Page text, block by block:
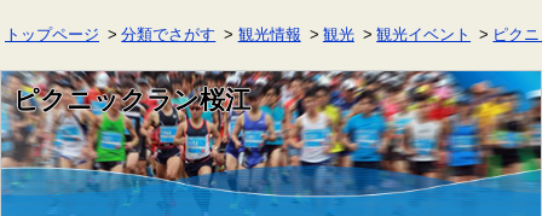
トップページ 分類でさがす 観光情報 観光 観光イベント ピク
ピクニックラン桜江